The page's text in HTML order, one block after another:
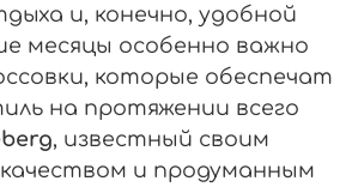
и, конечно, удобной
месяцы особенно важно
которые обеспечат
на протяжении всего
, известный своим
и продуманным